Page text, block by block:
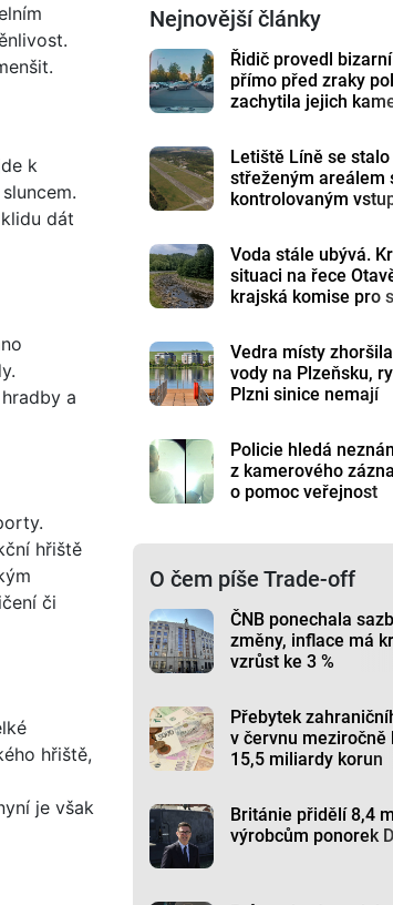
k
dát
a
hřiště
či
hřiště,
je však
Nejnovější články
Řidič provedl
přímo před zraky
zachytila jejich
Letiště Líně se
střeženým areálem
kontrolovaným
Voda stále ubývá.
situaci na řece
krajská komise pro
Vedra místy
vody na Plzeňsku,
Plzni sinice nemají
Policie hledá
z kamerového
o pomoc veřejnost
O čem píše Trade-off
ČNB ponechala
změny, inflace má
vzrůst ke 3 %
Přebytek
v červnu meziročně
15,5 miliardy korun
Británie přidělí 8,4
výrobcům ponorek